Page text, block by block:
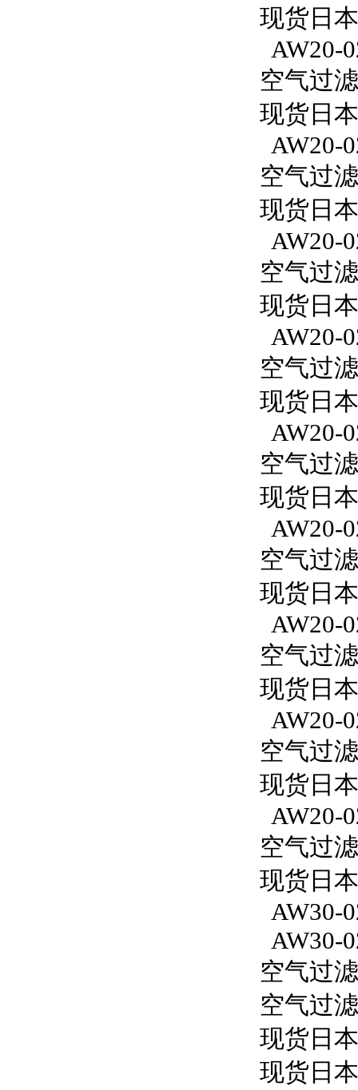
现货日
AW20-
空气过
现货日
AW20-
空气过
现货日
AW20-
空气过
现货日
AW20-
空气过
现货日
AW20-
空气过
现货日
AW20-
空气过
现货日
AW20-
空气过
现货日
AW20-
空气过
现货日
AW20-
空气过
现货日
AW30-
AW30-
空气过
空气过
现货日
现货日